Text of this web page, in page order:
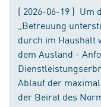
( 2026-06-19 ) Um
„Betreuung
durch im Haushalt
dem Ausland -
Ablauf der
der Beirat des